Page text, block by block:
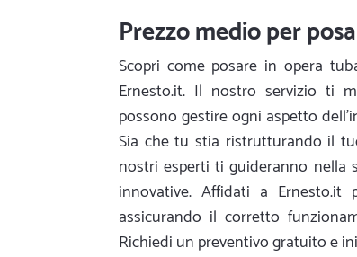
Prezzo medio per
Scopri come posare in opera
Ernesto.it. Il nostro servizio ti
possono gestire ogni aspetto
Sia che tu stia ristrutturando il
nostri esperti ti guideranno nella
innovative. Affidati a
assicurando il corretto
Richiedi un preventivo gratuito e